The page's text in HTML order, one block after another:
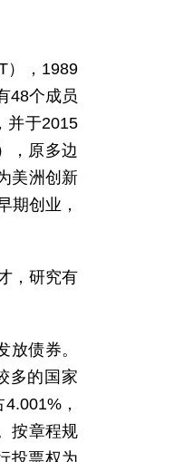
），1989
48个成员
并于2015
，原多边
美洲创新
期创业，
，研究有
债券。
多的国家
，
按章程规
投票权为